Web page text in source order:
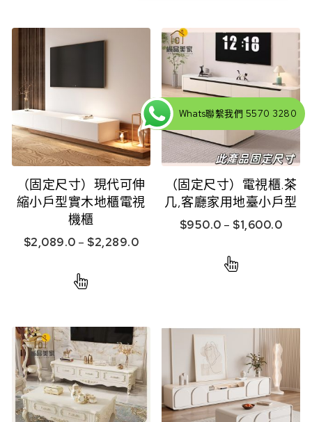
（固定尺寸）現代可伸
縮小戶型實木地櫃電視
機櫃
$2,089.0 – $2,289.0
（固定尺寸）電視櫃.茶
几,客廳家用地臺小戶型
$950.0 – $1,600.0
Whats聯繫我們 5570 3280